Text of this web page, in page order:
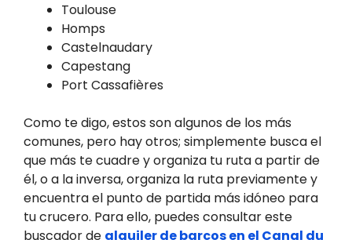
Toulouse
Homps
Castelnaudary
Capestang
Port Cassafières
Como te digo, estos son algunos de los más
comunes, pero hay otros; simplemente busca el
que más te cuadre y organiza tu ruta a partir de
él, o a la inversa, organiza la ruta previamente y
encuentra el punto de partida más idóneo para
tu crucero. Para ello, puedes consultar este
buscador de alquiler de barcos en el Canal du